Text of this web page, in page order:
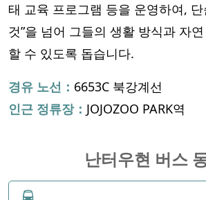
태 교육 프로그램 등을 운영하여,
것”을 넘어 그들의 생활 방식과 자
할 수 있도록 돕습니다.
경유 노선： 6653C 북강계선
인근 정류장： JOJOZOO PARK역
난터우현 버스